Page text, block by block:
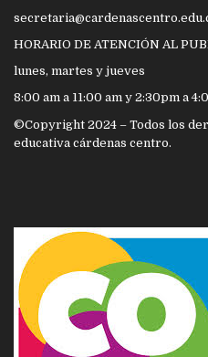
HORARIO DE ATENCIÓN AL
lunes, martes y jueves
8:00 am a 11:00 am y 2:30pm a
©Copyright 2024 – Todos los
educativa cárdenas centro.